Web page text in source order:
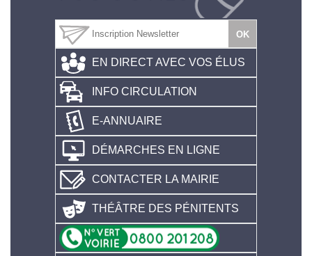
EN DIRECT AVEC VOS ÉLUS
INFO CIRCULATION
E-ANNUAIRE
DÉMARCHES EN LIGNE
CONTACTER LA MAIRIE
THÉÂTRE DES PÉNITENTS